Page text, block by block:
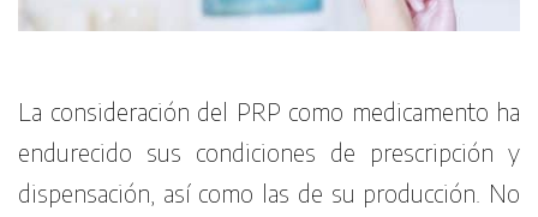
La consideración del PRP como medicamento ha
endurecido sus condiciones de prescripción y
dispensación, así como las de su producción. No